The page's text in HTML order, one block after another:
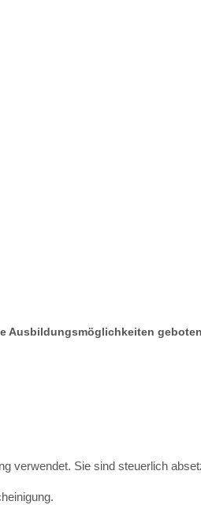
Ausbildungsmöglichkeiten
verwendet. Sie sind steuerlich